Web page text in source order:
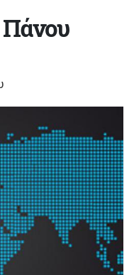
Πάνου